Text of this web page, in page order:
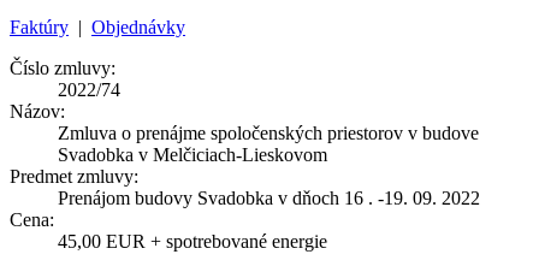
Faktúry | Objednávky
Číslo zmluvy:
2022/74
Názov:
Zmluva o prenájme spoločenských priestorov v budove
Svadobka v Melčiciach-Lieskovom
Predmet zmluvy:
Prenájom budovy Svadobka v dňoch 16 . -19. 09. 2022
Cena:
45,00 EUR + spotrebované energie